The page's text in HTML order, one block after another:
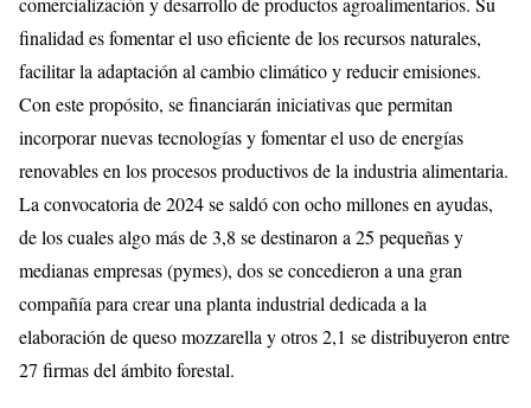
finalidad es fomentar el uso eficiente de los recursos naturales,
facilitar la adaptación al cambio climático y reducir emisiones.
Con este propósito, se financiarán iniciativas que permitan
incorporar nuevas tecnologías y fomentar el uso de energías
renovables en los procesos productivos de la industria alimentaria.
La convocatoria de 2024 se saldó con ocho millones en ayudas,
de los cuales algo más de 3,8 se destinaron a 25 pequeñas y
medianas empresas (pymes), dos se concedieron a una gran
compañía para crear una planta industrial dedicada a la
elaboración de queso mozzarella y otros 2,1 se distribuyeron entre
27 firmas del ámbito forestal.